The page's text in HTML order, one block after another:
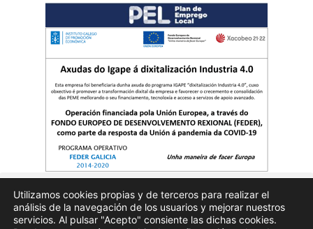
Quienes somos Publicidad Aviso Legal Politicas de privacidad
Utilizamos cookies propias y de terceros para realizar el
análisis de la navegación de los usuarios y mejorar nuestros
servicios. Al pulsar "Acepto" consiente las dichas cookies.